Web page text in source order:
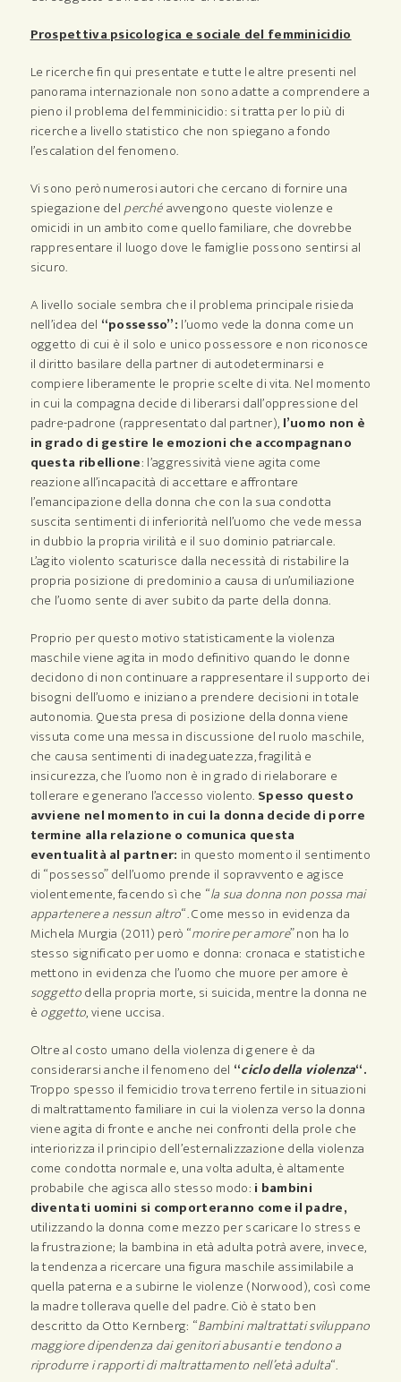
Prospettiva psicologica e sociale del femminicidio
Le ricerche fin qui presentate e tutte le altre presenti nel
panorama internazionale non sono adatte a comprendere a
pieno il problema del femminicidio: si tratta per lo più di
ricerche a livello statistico che non spiegano a fondo
l’escalation del fenomeno.
Vi sono però numerosi autori che cercano di fornire una
spiegazione delperchéavvengono queste violenze e
omicidi in un ambito come quello familiare, che dovrebbe
rappresentare il luogo dove le famiglie possono sentirsi al
sicuro.
A livello sociale sembra che il problema principale risieda
nell’idea del “possesso”: l’uomo vede la donna come un
oggetto di cui è il solo e unico possessore e non riconosce
il diritto basilare della partner di autodeterminarsi e
compiere liberamente le proprie scelte di vita. Nel momento
in cui la compagna decide di liberarsi dall’oppressione del
padre-padrone (rappresentato dal partner), l’uomo non è
in grado di gestire le emozioni che accompagnano
questa ribellione: l’aggressività viene agita come
reazione all’incapacità di accettare e affrontare
l’emancipazione della donna che con la sua condotta
suscita sentimenti di inferiorità nell’uomo che vede messa
in dubbio la propria virilità e il suo dominio patriarcale.
L’agito violento scaturisce dalla necessità di ristabilire la
propria posizione di predominio a causa di un’umiliazione
che l’uomo sente di aver subito da parte della donna.
Proprio per questo motivo statisticamente la violenza
maschile viene agita in modo definitivo quando le donne
decidono di non continuare a rappresentare il supporto dei
bisogni dell’uomo e iniziano a prendere decisioni in totale
autonomia. Questa presa di posizione della donna viene
vissuta come una messa in discussione del ruolo maschile,
che causa sentimenti di inadeguatezza, fragilità e
insicurezza, che l’uomo non è in grado di rielaborare e
tollerare e generano l’accesso violento. Spesso questo
avviene nel momento in cui la donna decide di porre
termine alla relazione o comunica questa
eventualità al partner: in questo momento il sentimento
di “possesso” dell’uomo prende il sopravvento e agisce
violentemente, facendo sì che “la sua donna non possa mai
appartenere a nessun altro“. Come messo in evidenza da
Michela Murgia (2011) però “morire per amore” non ha lo
stesso significato per uomo e donna: cronaca e statistiche
mettono in evidenza che l’uomo che muore per amore è
soggettodella propria morte, si suicida, mentre la donna ne
è oggetto, viene uccisa.
Oltre al costo umano della violenza di genere è da
considerarsi anche il fenomeno del “ciclo della violenza“.
Troppo spesso il femicidio trova terreno fertile in situazioni
di maltrattamento familiare in cui la violenza verso la donna
viene agita di fronte e anche nei confronti della prole che
interiorizza il principio dell’esternalizzazione della violenza
come condotta normale e, una volta adulta, è altamente
probabile che agisca allo stesso modo: i bambini
diventati uomini si comporteranno come il padre,
utilizzando la donna come mezzo per scaricare lo stress e
la frustrazione; la bambina in età adulta potrà avere, invece,
la tendenza a ricercare una figura maschile assimilabile a
quella paterna e a subirne le violenze (Norwood), così come
la madre tollerava quelle del padre. Ciò è stato ben
descritto da Otto Kernberg: “Bambini maltrattati sviluppano
maggiore dipendenza dai genitori abusanti e tendono a
riprodurre i rapporti di maltrattamento nell’età adulta“.